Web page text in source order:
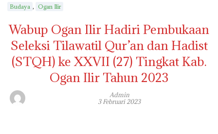
Budaya , Ogan Ilir
Wabup Ogan Ilir Hadiri Pembukaan
Seleksi Tilawatil Qur’an dan Hadist
(STQH) ke XXVII (27) Tingkat Kab.
Ogan Ilir Tahun 2023
Admin
3 Februari 2023